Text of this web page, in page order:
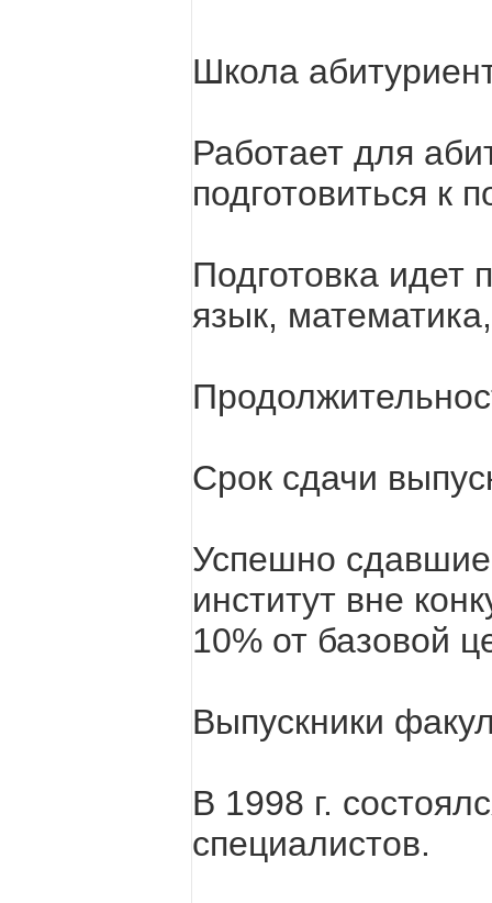
Школа
Работает для
подготовиться к
Подготовка идет
язык,
Срок сдачи
Успешно
институт вне
10% от базовой
Выпускники
В 1998 г.
специалистов.